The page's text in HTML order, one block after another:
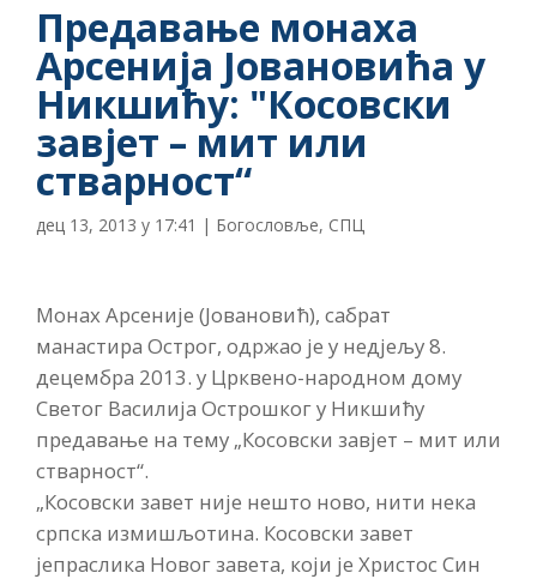
Предавање монаха
Арсенија Јовановића у
Никшићу: "Косовски
завјет – мит или
стварност“
дец 13, 2013 у 17:41 | Богословље, СПЦ
Монах Арсеније (Јовановић), сабрат
манастира Острог, одржао је у недјељу 8.
децембра 2013. у Црквено-народном дому
Светог Василија Острошког у Никшићу
предавање на тему „Косовски завјет – мит или
стварност“.
„Косовски завет није нешто ново, нити нека
српска измишљотина. Косовски завет
јепраслика Новог завета, који је Христос Син